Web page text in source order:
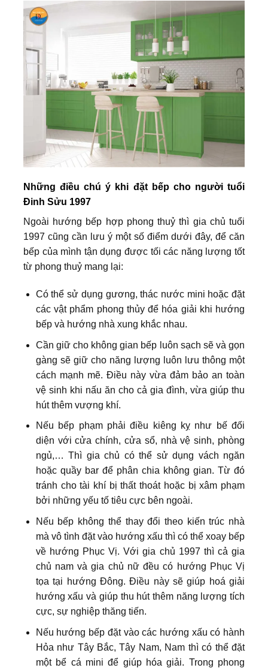
Những điều chú ý khi đặt bếp cho người tuổi
Đinh Sửu 1997
Ngoài hướng bếp hợp phong thuỷ thì gia chủ tuổi
1997 cũng cần lưu ý một số điểm dưới đây, để căn
bếp của mình tận dụng được tối các năng lượng tốt
từ phong thuỷ mang lại:
Có thể sử dụng gương, thác nước mini hoặc đặt
các vật phẩm phong thủy để hóa giải khi hướng
bếp và hướng nhà xung khắc nhau.
Cần giữ cho không gian bếp luôn sạch sẽ và gọn
gàng sẽ giữ cho năng lượng luôn lưu thông một
cách mạnh mẽ. Điều này vừa đảm bảo an toàn
vệ sinh khi nấu ăn cho cả gia đình, vừa giúp thu
hút thêm vượng khí.
Nếu bếp phạm phải điều kiêng kỵ như bế đối
diện với cửa chính, cửa sổ, nhà vệ sinh, phòng
ngủ,… Thì gia chủ có thể sử dụng vách ngăn
hoặc quầy bar để phân chia không gian. Từ đó
tránh cho tài khí bị thất thoát hoặc bị xâm phạm
bởi những yếu tố tiêu cực bên ngoài.
Nếu bếp không thể thay đổi theo kiến trúc nhà
mà vô tình đặt vào hướng xấu thì có thể xoay bếp
về hướng Phục Vị. Với gia chủ 1997 thì cả gia
chủ nam và gia chủ nữ đều có hướng Phục Vị
tọa tại hướng Đông. Điều này sẽ giúp hoá giải
hướng xấu và giúp thu hút thêm năng lượng tích
cực, sự nghiệp thăng tiến.
Nếu hướng bếp đặt vào các hướng xấu có hành
Hỏa như Tây Bắc, Tây Nam, Nam thì có thể đặt
một bể cá mini để giúp hóa giải. Trong phong